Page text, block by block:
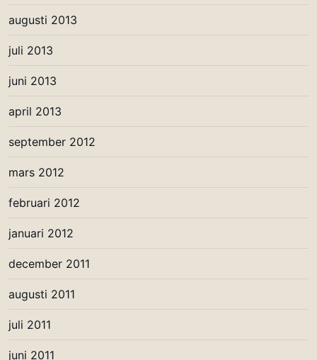
augusti 2013
juli 2013
juni 2013
april 2013
september 2012
mars 2012
februari 2012
januari 2012
december 2011
augusti 2011
juli 2011
juni 2011